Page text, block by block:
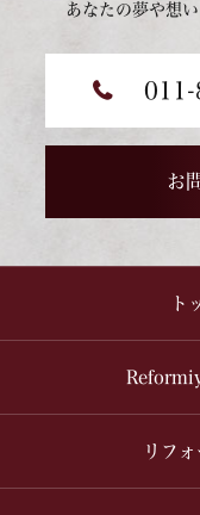
あなたの夢や想
011-
お
ト
リフ